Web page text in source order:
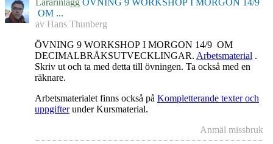
Lärarinlägg ÖVNING 9 WORKSHOP I MORGON 14/9
OM ...
av Hans Thunberg
ÖVNING 9 WORKSHOP I MORGON 14/9 OM
DECIMALBRÅKSUTVECKLINGAR. Arbetsmaterial .
Skriv ut och ta med detta till övningen. Ta också med en
räknare.
Arbetsmaterialet finns också på Kompletterande texter och
uppgifterunder Kursmaterial.
Anmäl missbruk